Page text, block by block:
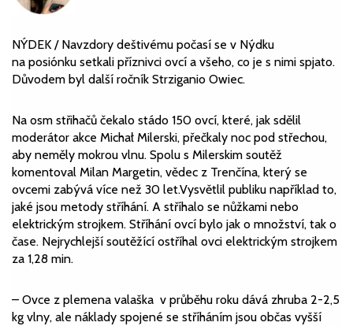
NÝDEK / Navzdory deštivému počasí se v Nýdku
na posiónku setkali příznivci ovcí a všeho, co je s nimi spjato.
Důvodem byl další ročník Strziganio Owiec.
Na osm střihačů čekalo stádo 150 ovcí, které, jak sdělil
moderátor akce Michał Milerski, přečkaly noc pod střechou,
aby neměly mokrou vlnu. Spolu s Milerskim soutěž
komentoval Milan Margetin, vědec z Trenčína, který se
ovcemi zabývá více než 30 let.Vysvětlil publiku například to,
jaké jsou metody stříhání. A stříhalo se nůžkami nebo
elektrickým strojkem. Stříhání ovcí bylo jak o množství, tak o
čase. Nejrychlejší soutěžící ostříhal ovci elektrickým strojkem
za 1,28 min.
– Ovce z plemena valaška v průběhu roku dává zhruba 2-2,5
kg vlny, ale náklady spojené se stříháním jsou občas vyšší